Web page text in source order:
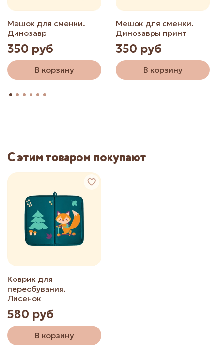
Мешок для сменки.
Динозавр
350 руб
В корзину
Мешок для сменки.
Динозавры принт
350 руб
В корзину
С этим товаром покупают
Коврик для
переобувания.
Лисенок
580 руб
В корзину